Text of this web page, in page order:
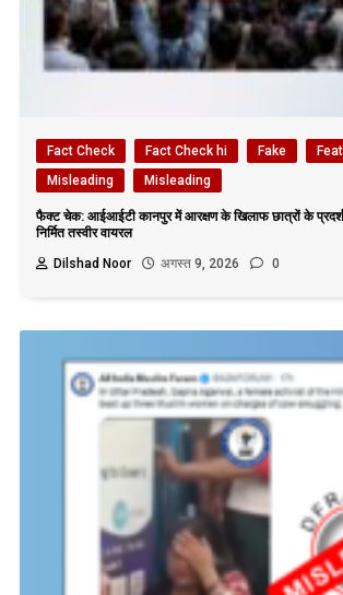
Fact Check Fact Check hi Fake
Misleading
Misleading
फैक्ट चेक: आईआईटी कानपुर में आरक्षण के खिलाफ छात्रों के
निर्मित तस्वीर वायरल
Dilshad Noor
अगस्त 9, 2026 0